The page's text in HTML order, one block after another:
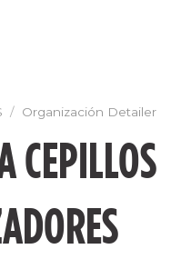
/ Organización Detailer
CEPILLOS